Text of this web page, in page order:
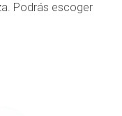
Podrás escoger